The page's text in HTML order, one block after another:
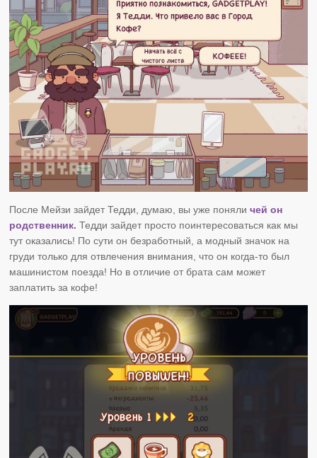
После Мейзи зайдет Тедди, думаю, вы уже поняличей он
родственник. Тедди зайдет просто поинтересоваться как мы
тут оказались! По сути он безработный, а модный значок на
груди только для отвлечения внимания, что он когда-то был
машинистом поезда! Но в отличие от брата сам может
заплатить за кофе!